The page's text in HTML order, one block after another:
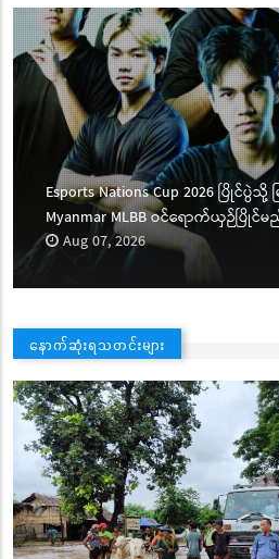
Esports Nations Cup 2026 ပြိုင်ပွဲ
Myanmar MLBB ဝင်ရောက်ယှဉ်ပြိုင်
Aug 07, 2026
နောက်ဆုံးရသတင်းများ